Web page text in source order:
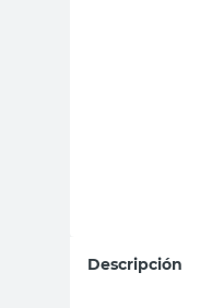
Descripción